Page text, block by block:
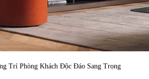
Trí Phòng Khách Độc Đáo Sang Trọng